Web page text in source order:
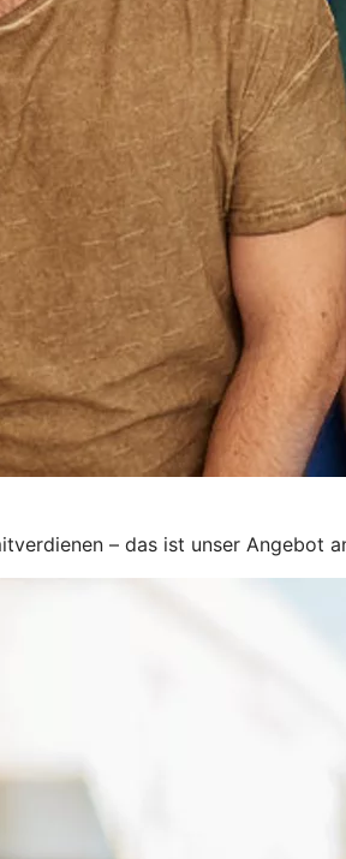
– das ist unser Angebot